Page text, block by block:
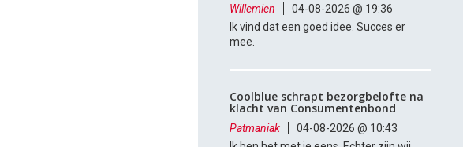
Willemien
04-08-2026 @ 19:36
Ik vind dat een goed idee. Succes er
mee.
Coolblue schrapt bezorgbelofte na
klacht van Consumentenbond
Patmaniak
04-08-2026 @ 10:43